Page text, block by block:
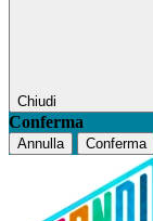
Chiudi
Conferma
Annulla Conferma